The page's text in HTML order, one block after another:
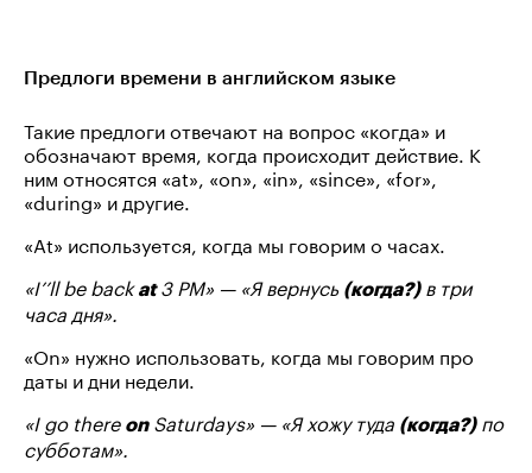
Предлоги времени в английском языке
Такие предлоги отвечают на вопрос «когда» и
обозначают время, когда происходит действие. К
ним относятся «at», «on», «in», «since», «for»,
«during» и другие.
«At» используется, когда мы говорим о часах.
«I’’ll be backat3 PM» — «Я вернусь (когда?)в три
часа дня».
«On» нужно использовать, когда мы говорим про
даты и дни недели.
«I go there onSaturdays» — «Я хожу туда (когда?)по
субботам».